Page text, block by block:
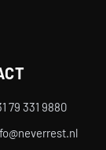
79 331 9880